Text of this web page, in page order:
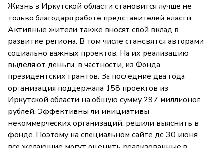
Жизнь в Иркутской области становится лучше не
только благодаря работе представителей власти.
Активные жители также вносят свой вклад в
развитие региона. В том числе становятся авторами
социально важных проектов. На их реализацию
выделяют деньги, в частности, из Фонда
президентских грантов. За последние два года
организация поддержала 158 проектов из
Иркутской области на общую сумму 297 миллионов
рублей. Эффективны ли инициативы
некоммерческих организаций, решили выяснить в
фонде. Поэтому на специальном сайте до 30 июня